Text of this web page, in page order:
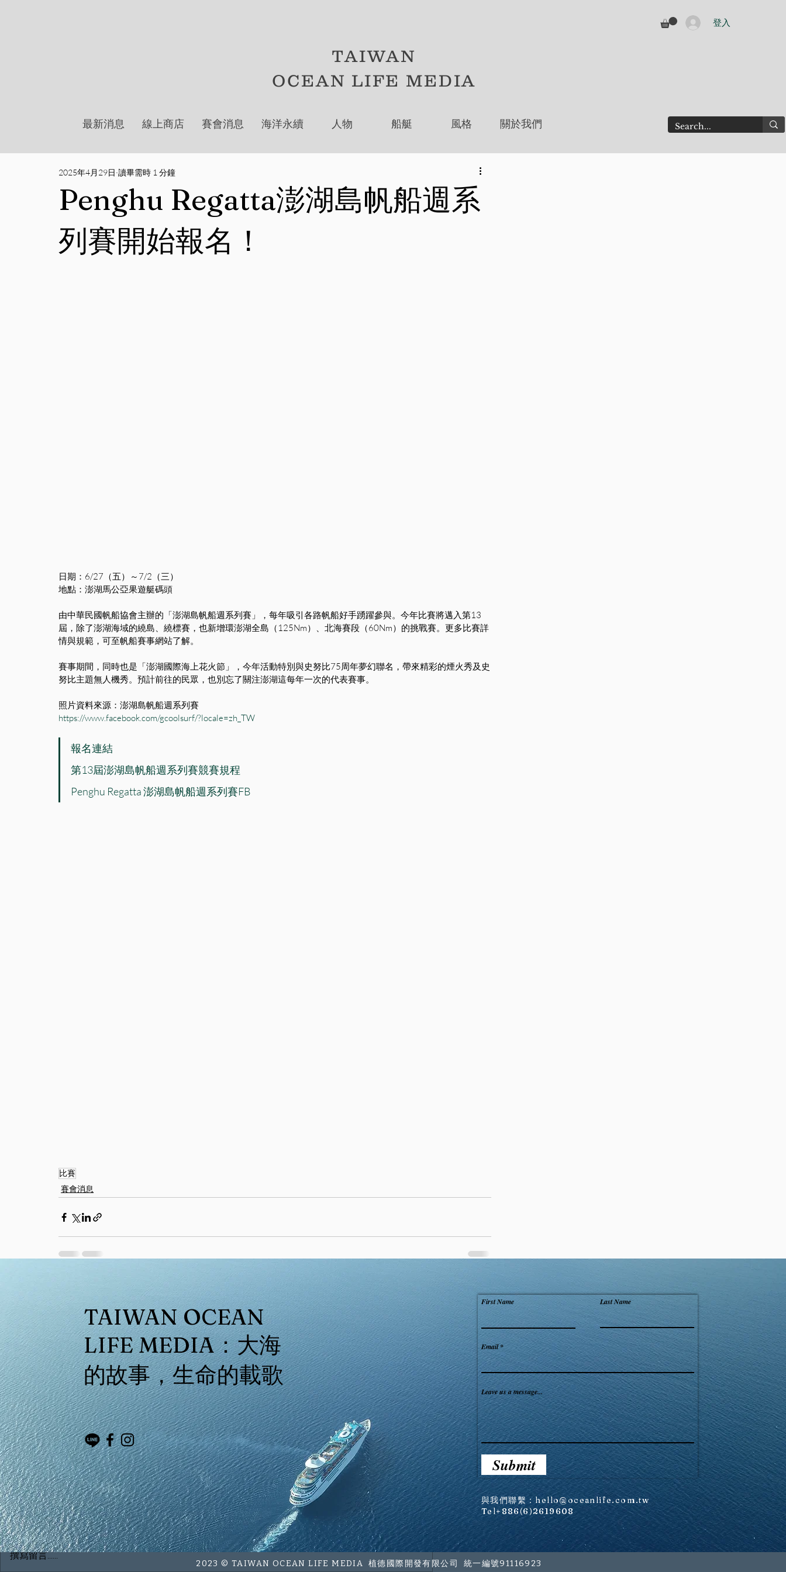
TAIWAN
OCEAN LIFE MEDIA
最新消息 線上商店 賽會消息 海洋永續 人物 船艇 風格 關於我們
登入
Penghu Regatta澎湖島帆船週系
列賽開始報名！
2025年4月29日 讀畢需時 1 分鐘
日期：6/27（五）～7/2（三）
地點：澎湖馬公亞果遊艇碼頭
由中華民國帆船協會主辦的「澎湖島帆船週系列賽」，每年吸引各路帆船好手踴躍參與。今年比賽將邁入第13
屆，除了澎湖海域的繞島、繞標賽，也新增環澎湖全島（125Nm）、北海賽段（60Nm）的挑戰賽。更多比賽詳
情與規範，可至帆船賽事網站了解。
賽事期間，同時也是「澎湖國際海上花火節」，今年活動特別與史努比75周年夢幻聯名，帶來精彩的煙火秀及史
努比主題無人機秀。預計前往的民眾，也別忘了關注澎湖這每年一次的代表賽事。
照片資料來源：澎湖島帆船週系列賽
https://www.facebook.com/gcoolsurf/?locale=zh_TW
報名連結
第13屆澎湖島帆船週系列賽競賽規程
Penghu Regatta 澎湖島帆船週系列賽FB
比賽
賽會消息
留言
撰寫留言......
TAIWAN OCEAN
LIFE MEDIA：大海
的故事，生命的載歌
First Name Last Name
Email
Leave us a message...
Submit
與我們聯繫：hello@oceanlife.com.tw
Tel+886(6)2619608
2023 © TAIWAN OCEAN LIFE MEDIA 植德國際開發有限公司 統一編號91116923